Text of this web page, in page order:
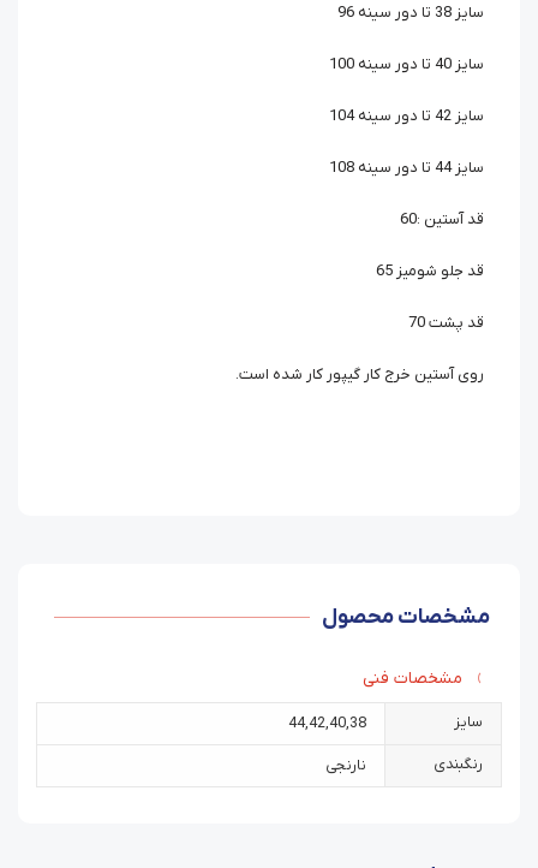
سایز 38 تا دور سینه 96
سایز 40 تا دور سینه 100
سایز 42 تا دور سینه 104
سایز 44 تا دور سینه 108
قد آستین :60
قد جلو شومیز 65
قد پشت 70
روی آستین خرج کار گیپور کار شده است.
مشخصات محصول
مشخصات فنی
سایز 38
,
40
,
42
,
44
رنگبندی نارنجی